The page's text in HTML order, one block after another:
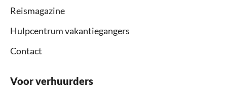
Reismagazine
Hulpcentrum vakantiegangers
Contact
Voor verhuurders